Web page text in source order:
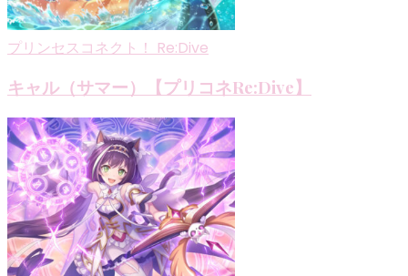
プリンセスコネクト！ Re:Dive
キャル（サマー）【プリコネRe:Dive】